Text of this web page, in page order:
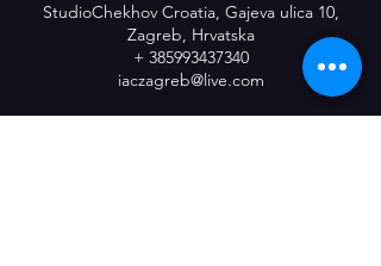
StudioChekhov Croatia, Gajeva ulica 10,
Zagreb, Hrvatska
+ 385993437340
iaczagreb@live.com